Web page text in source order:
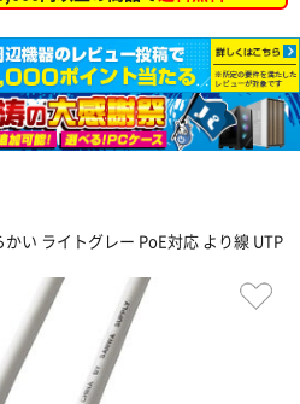
い ライトグレー PoE対応 より線 UTP